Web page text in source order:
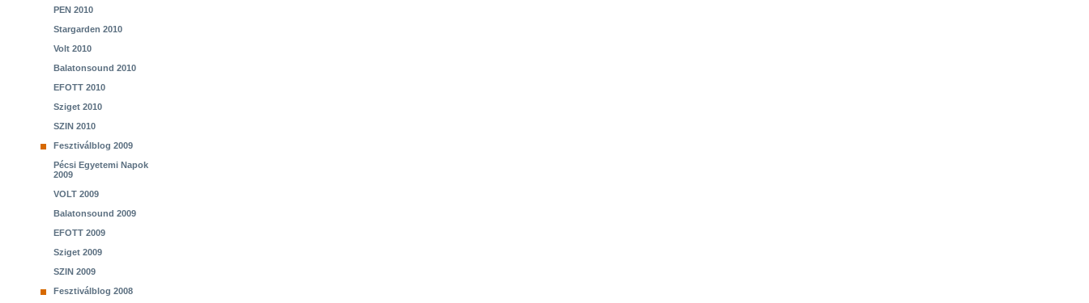
PEN 2010
Stargarden 2010
Volt 2010
Balatonsound 2010
EFOTT 2010
Sziget 2010
SZIN 2010
Fesztiválblog 2009
Pécsi Egyetemi Napok
2009
VOLT 2009
Balatonsound 2009
EFOTT 2009
Sziget 2009
SZIN 2009
Fesztiválblog 2008